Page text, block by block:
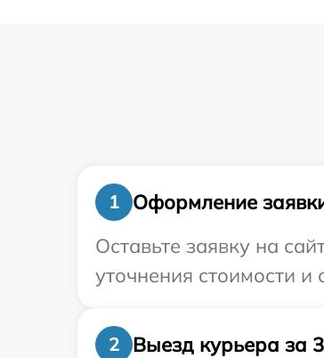
1
Оформление
Оставьте заявку на
уточнения стоимости
2
Выезд курьера за